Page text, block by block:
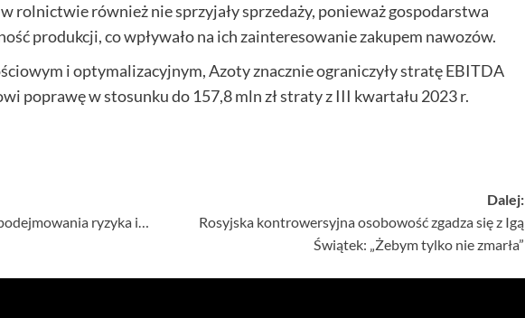
rolnictwie również nie sprzyjały sprzedaży, ponieważ gospodarstwa
produkcji, co wpływało na ich zainteresowanie zakupem nawozów.
i optymalizacyjnym, Azoty znacznie ograniczyły stratę EBITDA
poprawę w stosunku do 157,8 mln zł straty z III kwartału 2023 r.
ryzyka i…
Dalej:
Rosyjska kontrowersyjna osobowość zgadza się z Igą
Świątek: „Żebym tylko nie zmarła”